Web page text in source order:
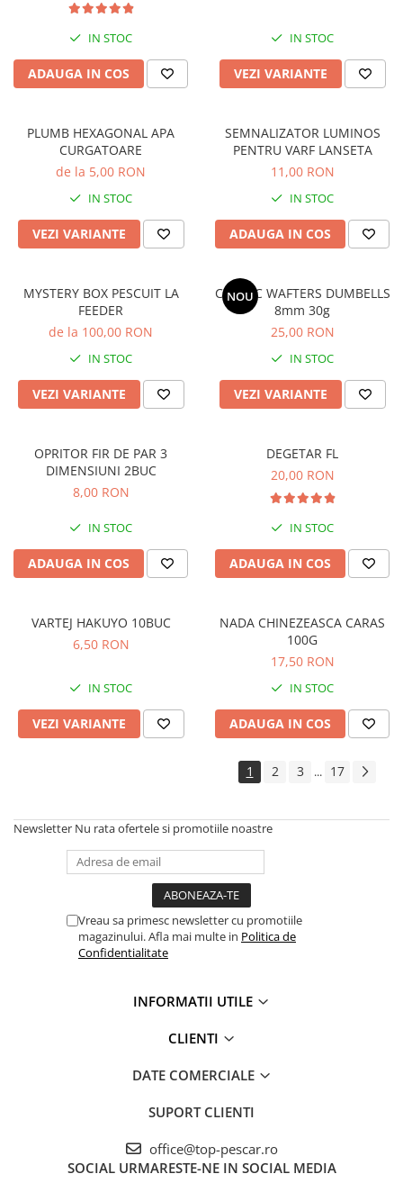
Nadă feeder
Nada caras
Nada somn
Nadă novac
Momeala caras
Momeala somn
Momeala fitofag
Momeala novac
Momeli artificiale
Momeala feeder
Momeli artificiale
Pufuleti
Wafters
Alune tigrate
Camping/Bagajerie
Scaune pescuit
Genti pescuit
Lanterne pescuit
Umbrele pescuit
IN STOC
ADAUGA IN COS
IN STOC
VEZI VARIANTE
PLUMB HEXAGONAL APA
CURGATOARE
de la 5,00 RON
IN STOC
VEZI VARIANTE
SEMNALIZATOR LUMINOS
PENTRU VARF LANSETA
11,00 RON
IN STOC
ADAUGA IN COS
MYSTERY BOX PESCUIT LA
FEEDER
de la 100,00 RON
IN STOC
VEZI VARIANTE
NOU
COCIOC WAFTERS DUMBELLS
8mm 30g
25,00 RON
IN STOC
VEZI VARIANTE
OPRITOR FIR DE PAR 3
DIMENSIUNI 2BUC
8,00 RON
IN STOC
ADAUGA IN COS
DEGETAR FL
20,00 RON
IN STOC
ADAUGA IN COS
VARTEJ HAKUYO 10BUC
6,50 RON
IN STOC
VEZI VARIANTE
NADA CHINEZEASCA CARAS
100G
17,50 RON
IN STOC
ADAUGA IN COS
1 2 3 ... 17
Newsletter Nu rata ofertele si promotiile noastre
Vreau sa primesc newsletter cu promotiile
magazinului. Afla mai multe in Politica de
Confidentialitate
INFORMATII UTILE
CLIENTI
DATE COMERCIALE
SUPORT CLIENTI
office@top-pescar.ro
SOCIAL URMARESTE-NE IN SOCIAL MEDIA